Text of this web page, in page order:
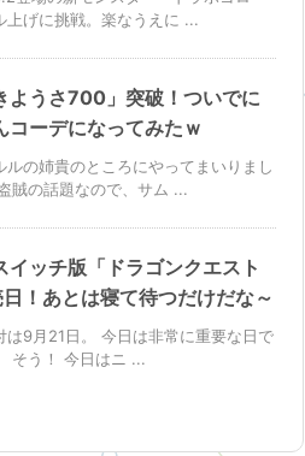
上げに挑戦。楽なうえに ...
ようさ700」突破！ついでに
コーデになってみたｗ
ルの姉貴のところにやってまいりまし
賊の話題なので、サム ...
イッチ版「ドラゴンクエスト
！あとは寝て待つだけだな～
は9月21日。 今日は非常に重要な日で
そう！ 今日はニ ...